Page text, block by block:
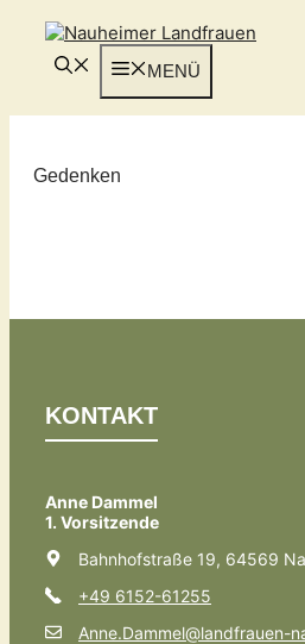
Inhalt
springen
MENÜ
Gedenken
KONTAKT
Anne Dammel
1. Vorsitzende
Bahnhofstraße 19, 64569
+49 6152-61255
Anne.Dammel@landfrauen-